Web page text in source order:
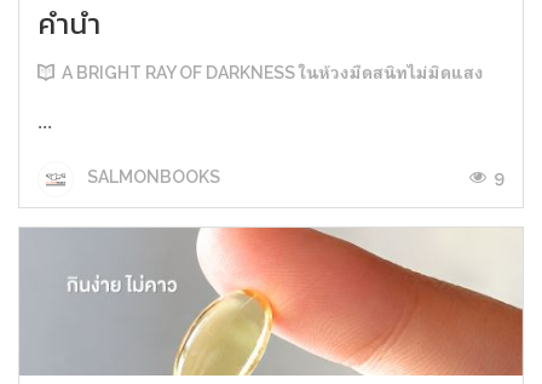
คำนำ
A BRIGHT RAY OF DARKNESS ในห้วงมืดสนิทไม่มิดแสง
...
SALMONBOOKS 9